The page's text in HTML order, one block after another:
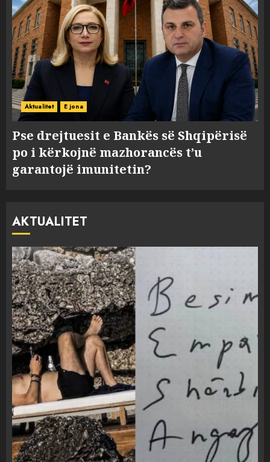
Aktualitet E jona
Pse drejtuesit e Bankës së Shqipërisë
po i kërkojnë mazhorancës t’u
garantojë imunitetin?
AKTUALITET